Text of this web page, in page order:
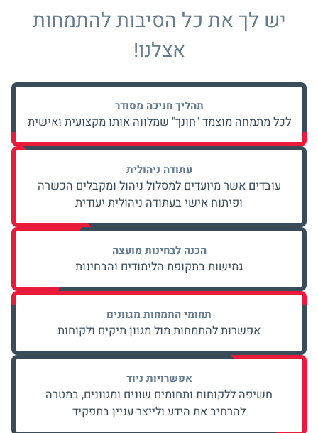
יש לך את כל הסיבות להתמחות
אצלנו!
תהליך חניכה מסודר
לכל מתמחה מוצמד "חונך" שמלווה אותו מקצועית ואישית
עתודה ניהולית
עובדים אשר מיועדיםלמסלול ניהול ומקבלים הכשרה
ופיתוח אישיבעתודה ניהולית יעודית
הכנה לבחינות מועצה
גמישות בתקופת הלימודים והבחינות
תחומי התמחות מגוונים
אפשרות להתמחות מול מגוון תיקים ולקוחות
אפשרויות ניוד
חשיפה ללקוחות ותחומים שונים ומגוונים, במטרה
להרחיב את הידע ולייצר עניין בתפקיד